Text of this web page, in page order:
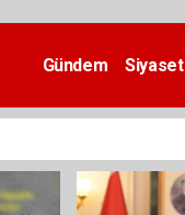
Gündem Siyaset